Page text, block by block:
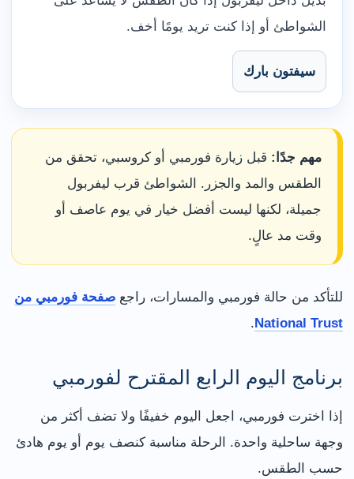
الشواطئ أو إذا كنت تريد يومًا أخف.
سيفتون بارك
مهم جدًا: قبل زيارة فورمبي أو كروسبي، تحقق من
الطقس والمد والجزر. الشواطئ قرب ليفربول
جميلة، لكنها ليست أفضل خيار في يوم عاصف أو
وقت مد عالٍ.
للتأكد من حالة فورمبي والمسارات، راجع صفحة فورمبي من
National Trust
.
برنامج اليوم الرابع المقترح لفورمبي
إذا اخترت فورمبي، اجعل اليوم خفيفًا ولا تضف أكثر من
وجهة ساحلية واحدة. الرحلة مناسبة كنصف يوم أو يوم هادئ
حسب الطقس.